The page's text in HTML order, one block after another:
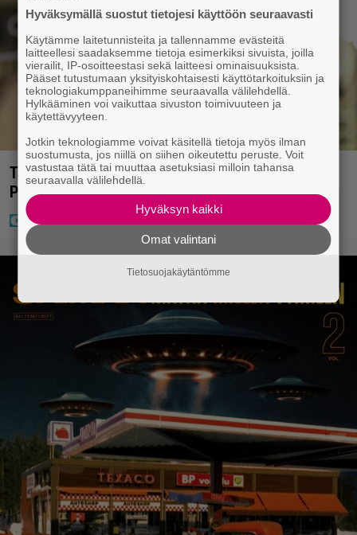
Tältä näyttää Vappu Pimiän perhelomalla
Portugalissa – ”Kaunis mekko”
Hyväksymällä suostut tietojesi käyttöön seuraavasti
Käytämme laitetunnisteita ja tallennamme evästeitä
laitteellesi saadaksemme tietoja esimerkiksi sivuista, joilla
vierailit, IP-osoitteestasi sekä laitteesi ominaisuuksista.
Pääset tutustumaan yksityiskohtaisesti käyttötarkoituksiin ja
teknologiakumppaneihimme seuraavalla välilehdellä.
Hylkääminen voi vaikuttaa sivuston toimivuuteen ja
käytettävyyteen.
Jotkin teknologiamme voivat käsitellä tietoja myös ilman
suostumusta, jos niillä on siihen oikeutettu peruste. Voit
vastustaa tätä tai muuttaa asetuksiasi milloin tahansa
seuraavalla välilehdellä.
Hyväksyn kaikki
Omat valintani
Tietosuojakäytäntömme